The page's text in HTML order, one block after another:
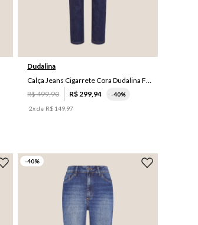
40 42
46
Dudalina
Calça Jeans Cigarrete Cora Dudalina Feminina
R$499,90 R$ 299 94 -40%
2x de R$ 149 97
-40%